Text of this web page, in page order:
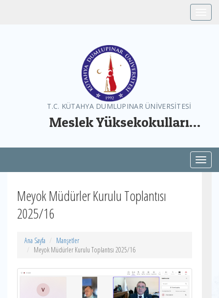
T.C. KÜTAHYA DUMLUPINAR ÜNİVERSİTESİ
Meslek Yüksekokulları
Meyok Müdürler Kurulu Toplantısı
2025/16
Ana Sayfa
Manşetler
Meyok Müdürler Kurulu Toplantısı 2025/16